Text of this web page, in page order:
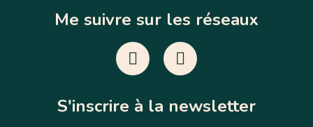
Me suivre sur les réseaux
S'inscrire à la newsletter